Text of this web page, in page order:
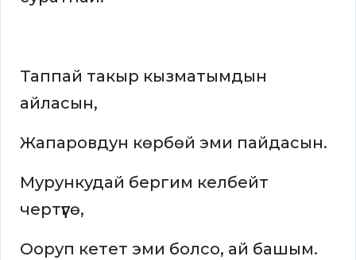
Таппай такыр кызматымдын
айласын,
Жапаровдун көрбөй эми пайдасын.
Мурункудай бергим келбейт
чертүүгө,
Ооруп кетет эми болсо, ай башым.